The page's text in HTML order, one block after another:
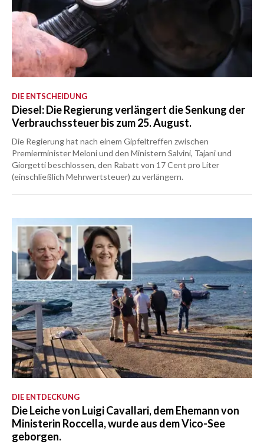
DIE ENTSCHEIDUNG
Diesel: Die Regierung verlängert die Senkung der
Verbrauchssteuer bis zum 25. August.
Die Regierung hat nach einem Gipfeltreffen zwischen
Premierminister Meloni und den Ministern Salvini, Tajani und
Giorgetti beschlossen, den Rabatt von 17 Cent pro Liter
(einschließlich Mehrwertsteuer) zu verlängern.
DIE ENTDECKUNG
Die Leiche von Luigi Cavallari, dem Ehemann von
Ministerin Roccella, wurde aus dem Vico-See
geborgen.